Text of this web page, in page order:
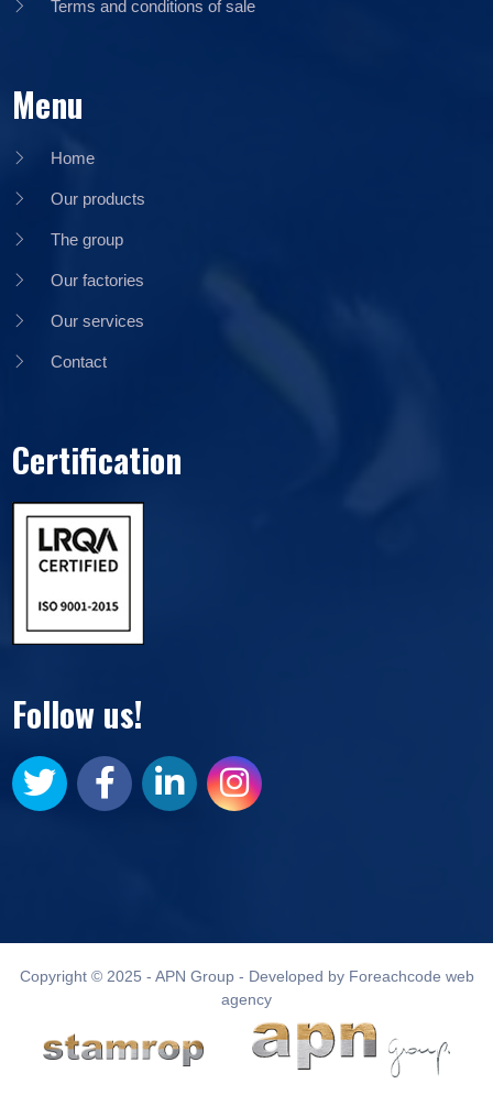
Terms and conditions of sale
Menu
Home
Our products
The group
Our factories
Our services
Contact
Certification
Follow us!
Copyright © 2025 - APN Group - Developed by Foreachcode web
agency